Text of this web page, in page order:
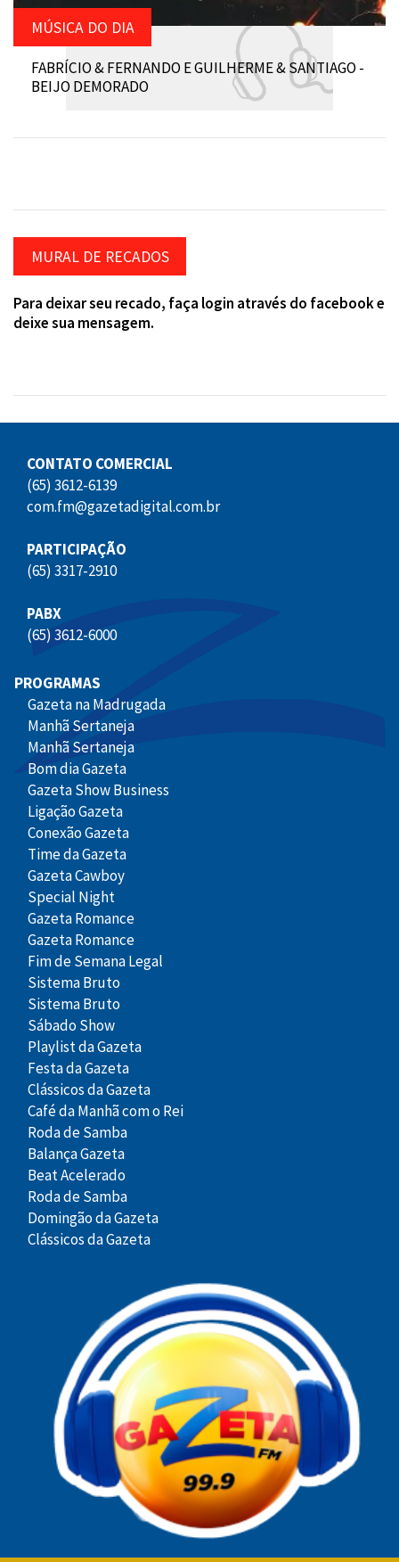
MÚSICA DO DIA
FABRÍCIO & FERNANDO E GUILHERME & SANTIAGO -
BEIJO DEMORADO
MURAL DE RECADOS
Para deixar seu recado, faça login através do facebook e
deixe sua mensagem.
CONTATO COMERCIAL
(65) 3612-6139
com.fm@gazetadigital.com.br
PARTICIPAÇÃO
(65) 3317-2910
PABX
(65) 3612-6000
PROGRAMAS
Gazeta na Madrugada
Manhã Sertaneja
Manhã Sertaneja
Bom dia Gazeta
Gazeta Show Business
Ligação Gazeta
Conexão Gazeta
Time da Gazeta
Gazeta Cawboy
Special Night
Gazeta Romance
Gazeta Romance
Fim de Semana Legal
Sistema Bruto
Sistema Bruto
Sábado Show
Playlist da Gazeta
Festa da Gazeta
Clássicos da Gazeta
Café da Manhã com o Rei
Roda de Samba
Balança Gazeta
Beat Acelerado
Roda de Samba
Domingão da Gazeta
Clássicos da Gazeta